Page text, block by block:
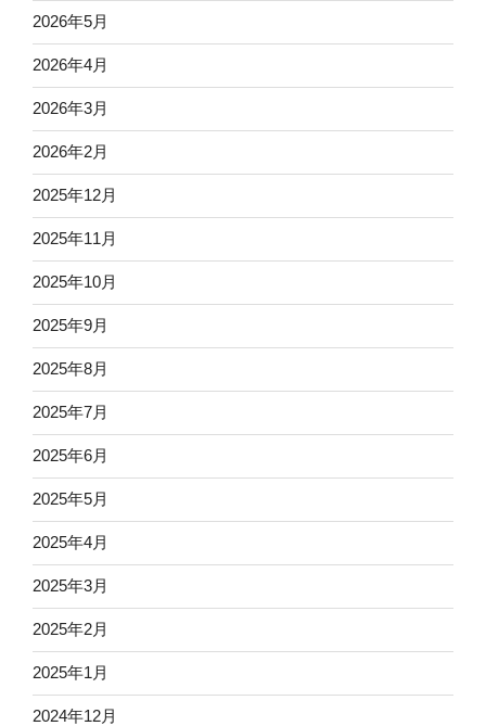
2026年5月
2026年4月
2026年3月
2026年2月
2025年12月
2025年11月
2025年10月
2025年9月
2025年8月
2025年7月
2025年6月
2025年5月
2025年4月
2025年3月
2025年2月
2025年1月
2024年12月